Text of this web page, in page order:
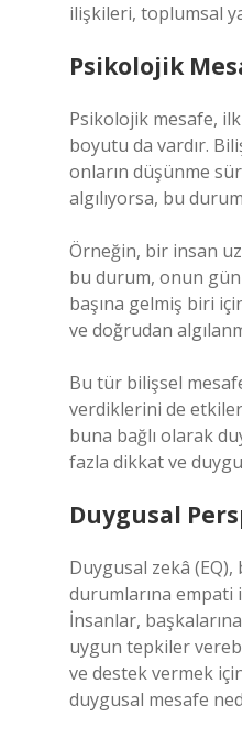
ilişkileri, toplumsal
Psikolojik
Psikolojik mesafe,
boyutu da vardır.
onların düşünme
algılıyorsa, bu
Örneğin, bir insan
bu durum, onun
başına gelmiş biri
ve doğrudan
Bu tür bilişsel
verdiklerini de
buna bağlı olarak
fazla dikkat ve
Duygusal
Duygusal zekâ
durumlarına empati
İnsanlar,
uygun tepkiler
ve destek vermek
duygusal mesafe